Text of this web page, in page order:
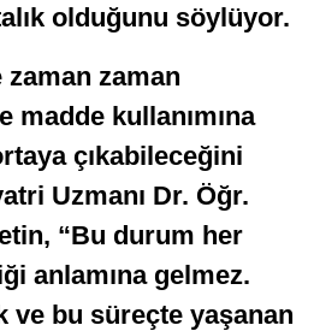
olduğunu söylüyor.
zaman
madde kullanımına
çıkabileceğini
Uzmanı Dr. Öğr.
“Bu durum her
anlamına gelmez.
ve bu süreçte yaşanan